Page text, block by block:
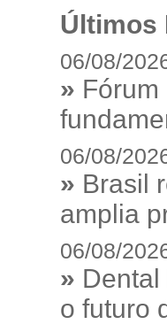
Últimos
06/08/
»
06/08/
» Brasil
amplia
06/08/
»
o futuro